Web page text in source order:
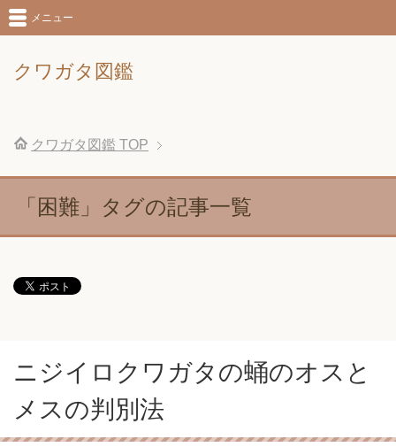
クワガタ図鑑
メニュー
クワガタ図鑑 TOP
「困難」タグの記事一覧
ニジイロクワガタの蛹のオスと
メスの判別法